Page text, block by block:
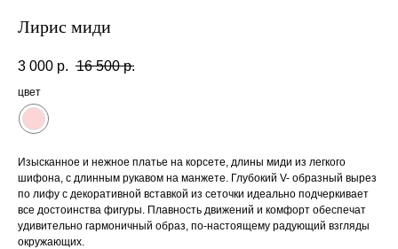
Лирис миди
3 000 р. 16 500 р.
цвет
Изысканное и нежное платье на корсете, длины миди из легкого
шифона, с длинным рукавом на манжете. Глубокий V- образный вырез
по лифу с декоративной вставкой из сеточки идеально подчеркивает
все достоинства фигуры. Плавность движений и комфорт обеспечат
удивительно гармоничный образ, по-настоящему радующий взгляды
окружающих.